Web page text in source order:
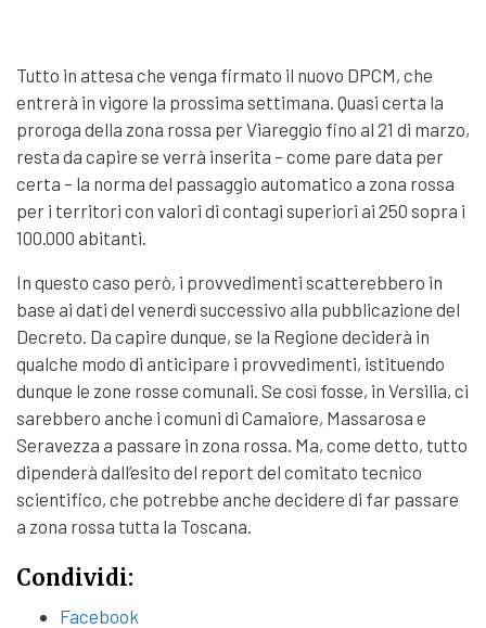
Tutto in attesa che venga firmato il nuovo DPCM, che
entrerà in vigore la prossima settimana. Quasi certa la
proroga della zona rossa per Viareggio fino al 21 di marzo,
resta da capire se verrà inserita – come pare data per
certa – la norma del passaggio automatico a zona rossa
per i territori con valori di contagi superiori ai 250 sopra i
100.000 abitanti.
In questo caso però, i provvedimenti scatterebbero in
base ai dati del venerdì successivo alla pubblicazione del
Decreto. Da capire dunque, se la Regione deciderà in
qualche modo di anticipare i provvedimenti, istituendo
dunque le zone rosse comunali. Se così fosse, in Versilia, ci
sarebbero anche i comuni di Camaiore, Massarosa e
Seravezza a passare in zona rossa. Ma, come detto, tutto
dipenderà dall’esito del report del comitato tecnico
scientifico, che potrebbe anche decidere di far passare
a zona rossa tutta la Toscana.
Condividi:
Facebook